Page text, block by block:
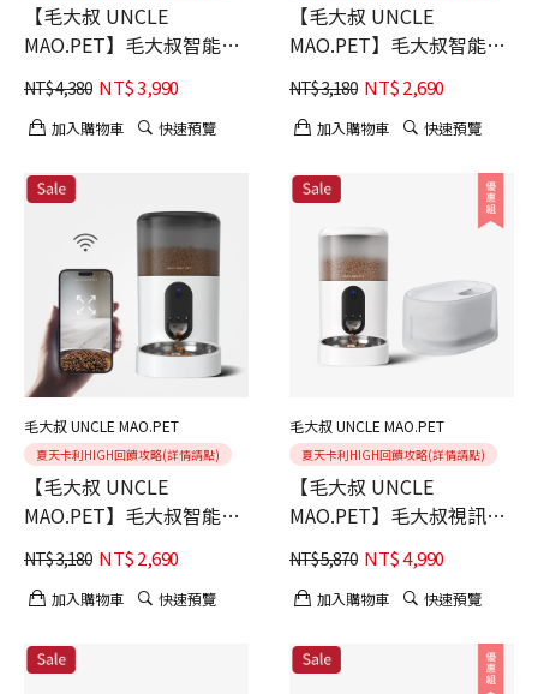
【毛大叔 UNCLE
MAO.PET】毛大叔智能養
寵特惠組(黑色標準款)
NT$4,380 NT$3,990
加入購物車 快速預覽
【毛大叔 UNCLE
MAO.PET】毛大叔智能寵
物餵食器4L(白色) 畫面可
見餐盤 高清夜視 遠距遙控
餵食 定時出餐 智能偵測快
NT$3,180 NT$2,690
加入購物車 快速預覽
毛大叔 UNCLE MAO.PET
夏天卡利HIGH回饋攻略(詳情請點)
【毛大叔 UNCLE
MAO.PET】毛大叔智能寵
物餵食器4L(黑色) 畫面可
見
NT$3,180 NT$2,690
加入購物車 快速預覽
毛大叔 UNCLE MAO.PET
夏天卡利HIGH回饋攻略(詳情請點)
【毛大叔 UNCLE
MAO.PET】毛大叔視訊餵
食器(白色)+meoof 白月光
恆溫飲水機
NT$5,870 NT$4,990
加入購物車 快速預覽